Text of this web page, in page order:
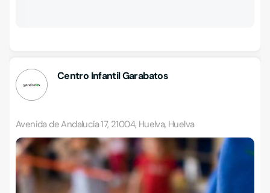
Centro Infantil Garabatos
Avenida de Andalucía 17, 21004, Huelva, Huelva